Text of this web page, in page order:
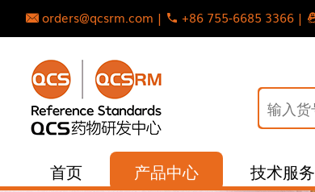
orders@qcsrm.com | +86 755-6685 3366 |
首页 产品中心 技术服务